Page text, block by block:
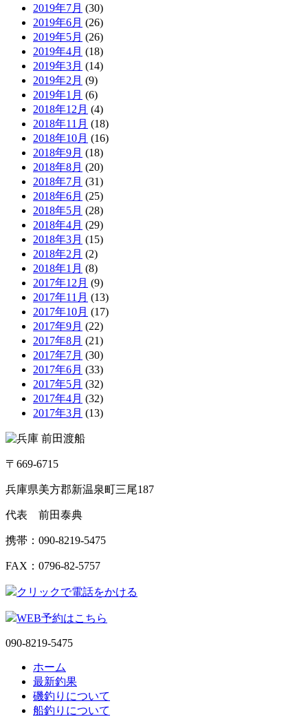
2019年7月 (30)
2019年6月 (26)
2019年5月 (26)
2019年4月 (18)
2019年3月 (14)
2019年2月 (9)
2019年1月 (6)
2018年12月 (4)
2018年11月 (18)
2018年10月 (16)
2018年9月 (18)
2018年8月 (20)
2018年7月 (31)
2018年6月 (25)
2018年5月 (28)
2018年4月 (29)
2018年3月 (15)
2018年2月 (2)
2018年1月 (8)
2017年12月 (9)
2017年11月 (13)
2017年10月 (17)
2017年9月 (22)
2017年8月 (21)
2017年7月 (30)
2017年6月 (33)
2017年5月 (32)
2017年4月 (32)
2017年3月 (13)
〒669-6715
兵庫県美方郡新温泉町三尾187
代表 前田泰典
携帯：090-8219-5475
FAX：0796-82-5757
クリックで電話をかける
WEB予約はこちら
090-8219-5475
ホーム
最新釣果
磯釣りについて
船釣りについて